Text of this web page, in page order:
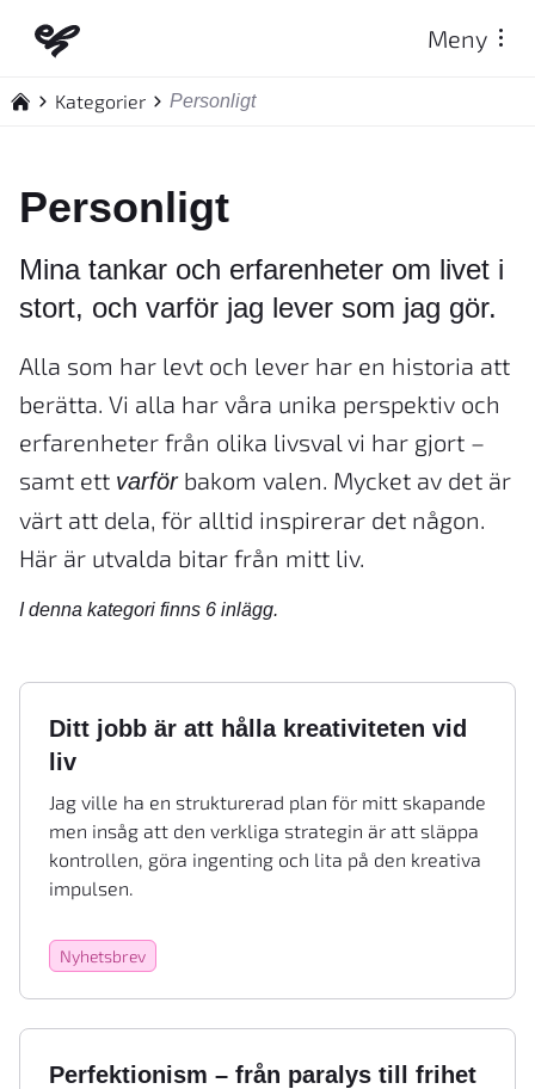
Startsida
Meny
Kategorier Personligt
Personligt
Mina tankar och erfarenheter om livet i
stort, och varför jag lever som jag gör.
Alla som har levt och lever har en historia att
berätta. Vi alla har våra unika perspektiv och
erfarenheter från olika livsval vi har gjort –
samt ett varförbakom valen. Mycket av det är
värt att dela, för alltid inspirerar det någon.
Här är utvalda bitar från mitt liv.
I denna kategori finns 6 inlägg.
Ditt jobb är att hålla kreativiteten vid
liv
Jag ville ha en strukturerad plan för mitt skapande
men insåg att den verkliga strategin är att släppa
kontrollen, göra ingenting och lita på den kreativa
impulsen.
Nyhetsbrev
Perfektionism – från paralys till frihet